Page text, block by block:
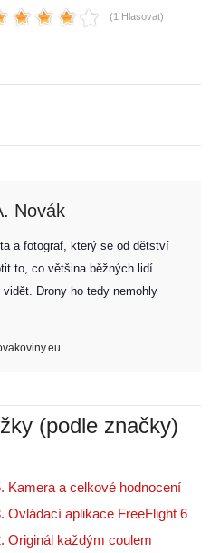
(1 Hlasovat)
Novák
a fotograf, který se od dětství
to, co většina běžných lidí
vidět. Drony ho tedy nemohly
(podle značky)
Kamera a celkové hodnocení
Ovládací aplikace FreeFlight 6
Originál každým coulem